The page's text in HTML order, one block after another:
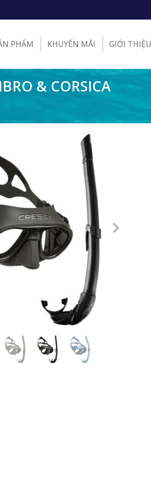
PHẨM KHUYẾN MÃI GIỚI THIỆU
& CORSICA